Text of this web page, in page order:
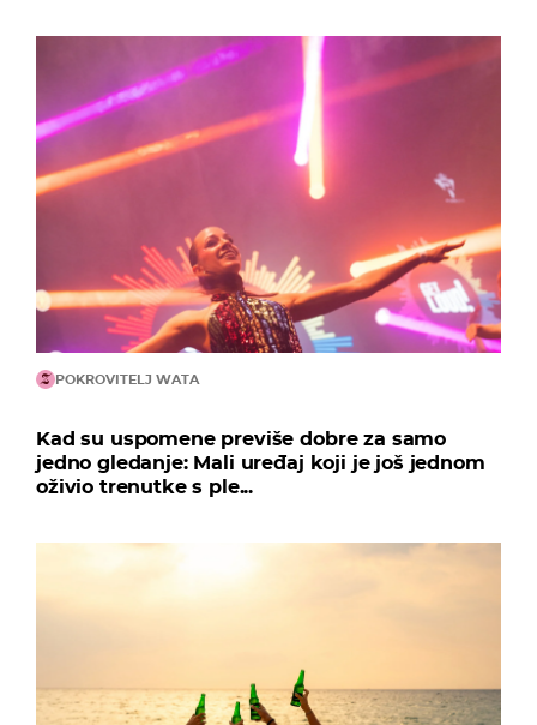
POKROVITELJ WATA
Kad su uspomene previše dobre za samo
jedno gledanje: Mali uređaj koji je još jednom
oživio trenutke s ple...